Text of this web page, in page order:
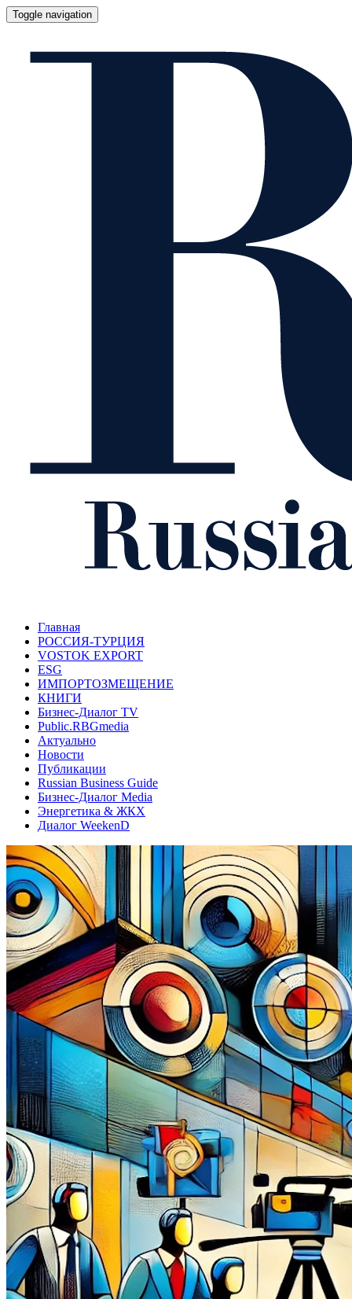
Toggle navigation
Главная
РОССИЯ-ТУРЦИЯ
VOSTOK EXPORT
ESG
ИМПОРТОЗМЕЩЕНИЕ
КНИГИ
Бизнес-Диалог TV
Public.RBGmedia
Актуально
Новости
Публикации
Russian Business Guide
Бизнес-Диалог Media
Энергетика & ЖКХ
Диалог WeekenD